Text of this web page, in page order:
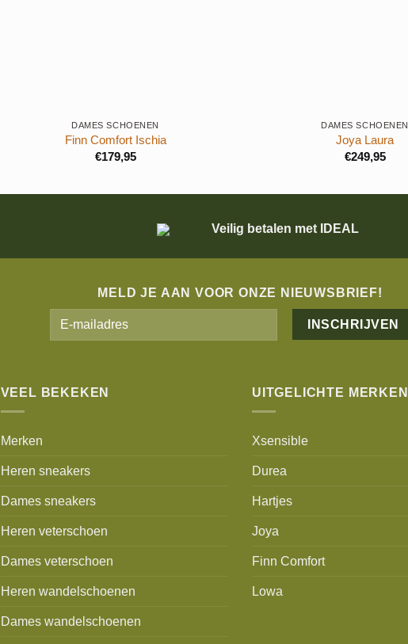
DAMES SCHOENEN
Finn Comfort Ischia
€179,95
DAMES SCHOENEN
Joya Laura
€249,95
Veilig betalen met IDEAL
MELD JE AAN VOOR ONZE NIEUWSBRIEF!
VEEL BEKEKEN
Merken
Heren sneakers
Dames sneakers
Heren veterschoen
Dames veterschoen
Heren wandelschoenen
Dames wandelschoenen
UITGELICHTE MERKEN
Xsensible
Durea
Hartjes
Joya
Finn Comfort
Lowa